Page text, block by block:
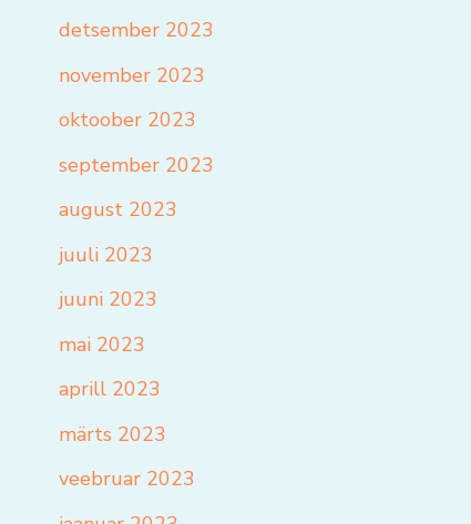
detsember 2023
november 2023
oktoober 2023
september 2023
august 2023
juuli 2023
juuni 2023
mai 2023
aprill 2023
märts 2023
veebruar 2023